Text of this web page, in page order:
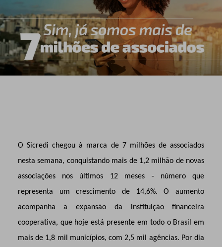
O Sicredi chegou à marca de 7 milhões de associados
nesta semana, conquistando mais de 1,2 milhão de novas
associações nos últimos 12 meses - número que
representa um crescimento de 14,6%.
O aumento
acompanha a expansão da instituição financeira
cooperativa, que hoje está presente em todo o Brasil em
mais de 1,8 mil municípios, com 2,5 mil agências. Por dia